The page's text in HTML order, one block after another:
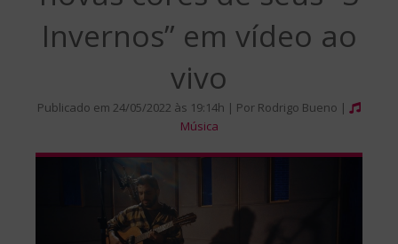
Invernos” em vídeo ao
vivo
Publicado em 24/05/2022 às 19:14h | Por Rodrigo Bueno |
Música